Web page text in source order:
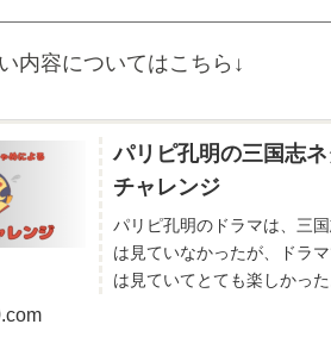
内容についてはこちら↓
パリピ孔明の三国志
チャレンジ
パリピ孔明のドラマは、三
は見ていなかったが、ドラ
は見ていてとても楽しかっ